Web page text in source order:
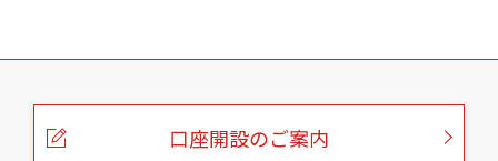
こ
口座開設のご案内